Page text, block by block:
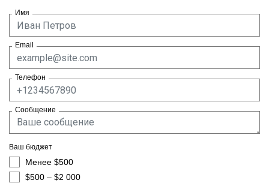
Имя
Email
Телефон
Сообщение
Ваш бюджет
Менее $500
$500 – $2 000